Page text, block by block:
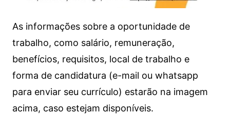
As informações sobre a oportunidade de
trabalho, como salário, remuneração,
benefícios, requisitos, local de trabalho e
forma de candidatura (e-mail ou whatsapp
para enviar seu currículo) estarão na imagem
acima, caso estejam disponíveis.